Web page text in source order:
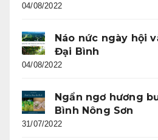
04/08/2022
Náo nức ngày hội
Đại Bình
04/08/2022
Ngẩn ngơ hương
Bình Nông Sơn
31/07/2022